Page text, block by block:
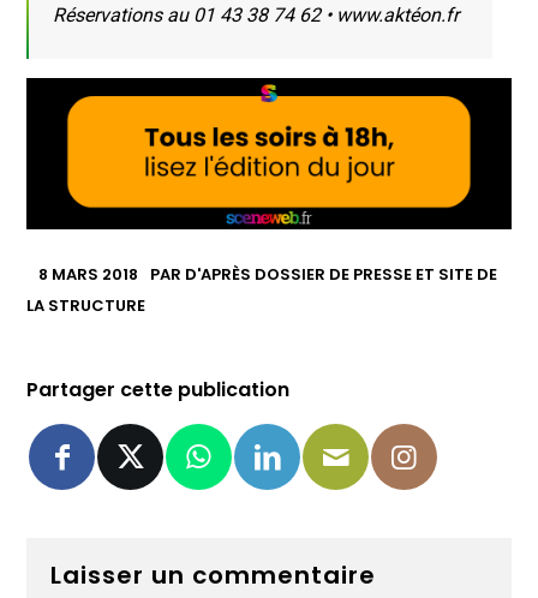
Réservations au 01 43 38 74 62 • www.aktéon.fr
8 MARS 2018 PAR D'APRÈS DOSSIER DE PRESSE ET SITE DE
LA STRUCTURE
Partager cette publication
Laisser un commentaire